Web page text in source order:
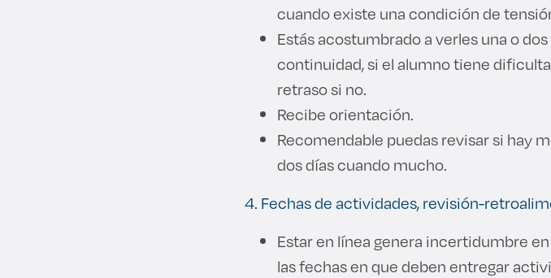
cuando existe una condición de
Estás acostumbrado a verles una o
continuidad, si el alumno tiene
retraso si no.
Recibe orientación.
Recomendable puedas revisar si hay
dos días cuando mucho.
4. Fechas de actividades, revisión-
Estar en línea genera incertidumbre
las fechas en que deben entregar